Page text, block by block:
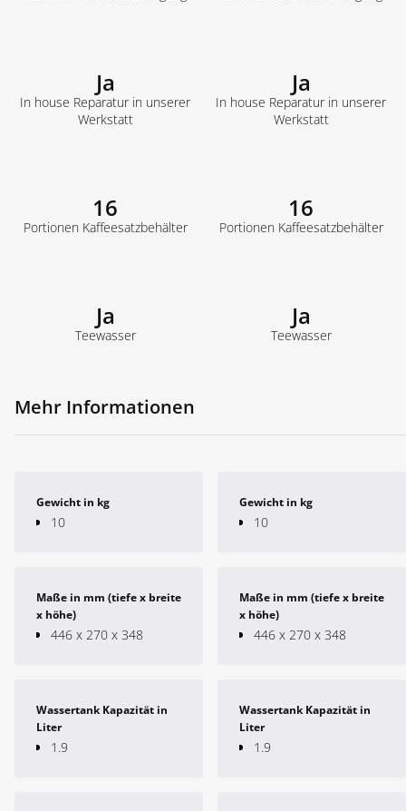
Ja
In house Reparatur in unserer
Werkstatt
16
Portionen Kaffeesatzbehälter
Ja
Teewasser
Ja
In house Reparatur in unserer
Werkstatt
16
Portionen Kaffeesatzbehälter
Ja
Teewasser
Mehr Informationen
Gewicht in kg
10
Gewicht in kg
10
Maße in mm (tiefe x breite
x höhe)
446 x 270 x 348
Maße in mm (tiefe x breite
x höhe)
446 x 270 x 348
Wassertank Kapazität in
Liter
1.9
Wassertank Kapazität in
Liter
1.9